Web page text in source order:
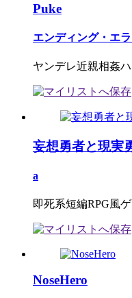
Puke
エンディング・エ
ヤンデレ近親相姦
妄想勇者と現実
a
即死系短編RPG風
NoseHero